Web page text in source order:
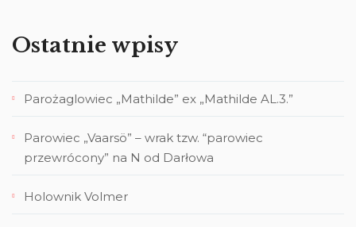
Ostatnie wpisy
Parożaglowiec „Mathilde” ex „Mathilde AL.3.”
Parowiec „Vaarsö” – wrak tzw. “parowiec
przewrócony” na N od Darłowa
Holownik Volmer